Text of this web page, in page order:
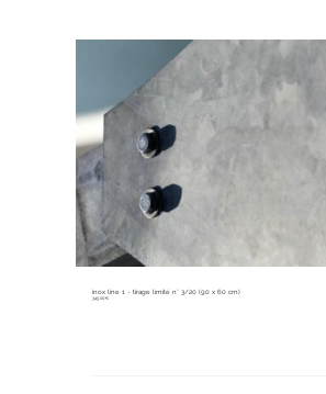
inox line 1 ~ tirage limité n° 3/20 (90 x 60 cm)
345,00€